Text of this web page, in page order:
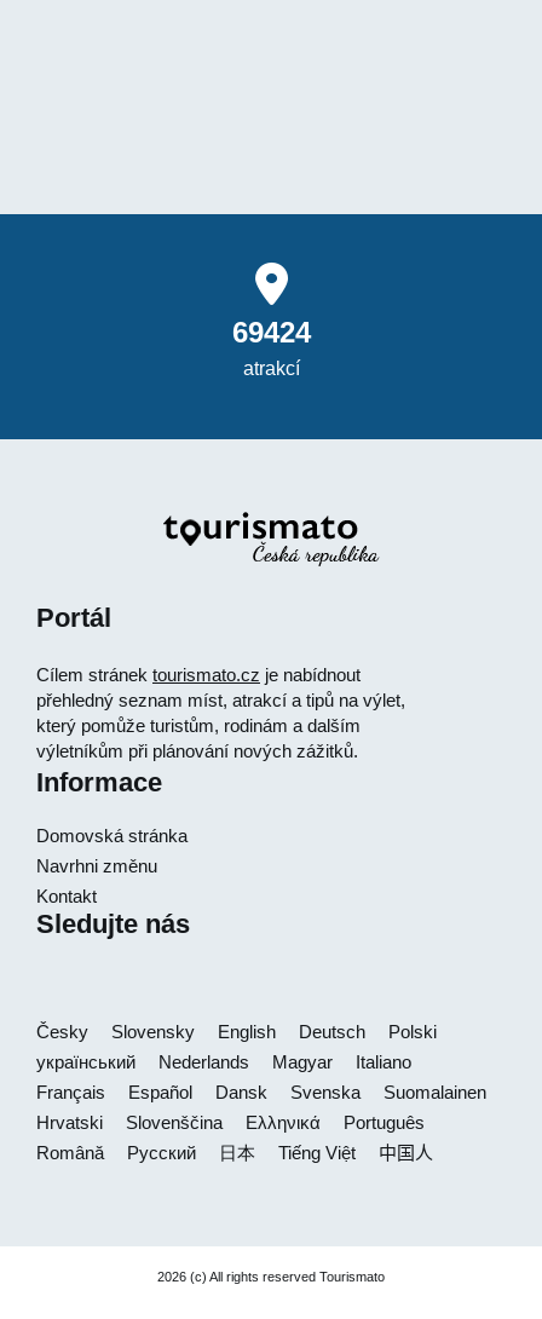
69424
atrakcí
Portál
Cílem stránek tourismato.cz je nabídnout
přehledný seznam míst, atrakcí a tipů na výlet,
který pomůže turistům, rodinám a dalším
výletníkům při plánování nových zážitků.
Informace
Domovská stránka
Navrhni změnu
Kontakt
Sledujte nás
Česky Slovensky English Deutsch
Polski
український
Nederlands Magyar
Italiano
Français
Español Dansk Svenska
Suomalainen
Hrvatski
Slovenščina Ελληνικά
Português
Română
Русский 日本 Tiếng Việt 中国人
2026 (c) All rights reserved Tourismato